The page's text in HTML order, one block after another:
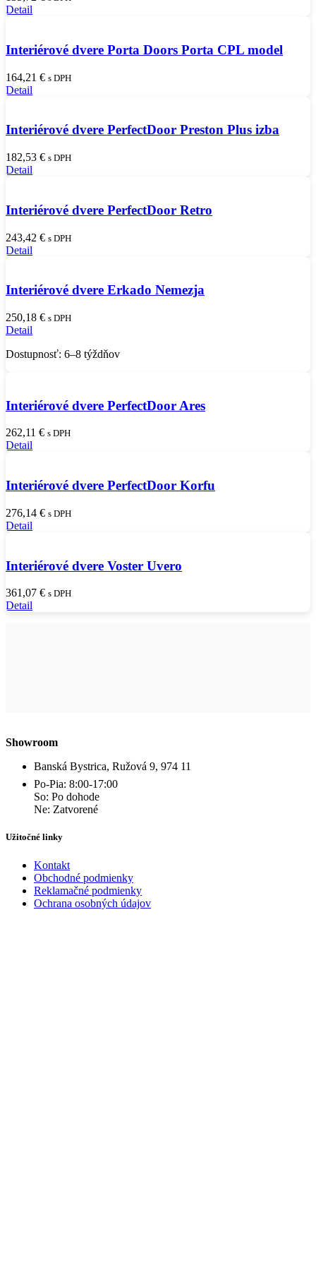
Detail
Interiérové dvere Porta Doors Porta CPL model
164,21 € s DPH
Detail
Interiérové dvere PerfectDoor Preston Plus izba
182,53 € s DPH
Detail
Interiérové dvere PerfectDoor Retro
243,42 € s DPH
Detail
Interiérové dvere Erkado Nemezja
250,18 € s DPH
Detail
Dostupnosť: 6–8 týždňov
Interiérové dvere PerfectDoor Ares
262,11 € s DPH
Detail
Interiérové dvere PerfectDoor Korfu
276,14 € s DPH
Detail
Interiérové dvere Voster Uvero
361,07 € s DPH
Detail
Showroom
Banská Bystrica, Ružová 9, 974 11
Po-Pia: 8:00-17:00
So: Po dohode
Ne: Zatvorené
Užitočné linky
Kontakt
Obchodné podmienky
Reklamačné podmienky
Ochrana osobných údajov